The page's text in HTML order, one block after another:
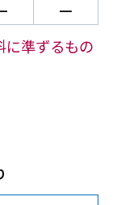
━
準ずるもの